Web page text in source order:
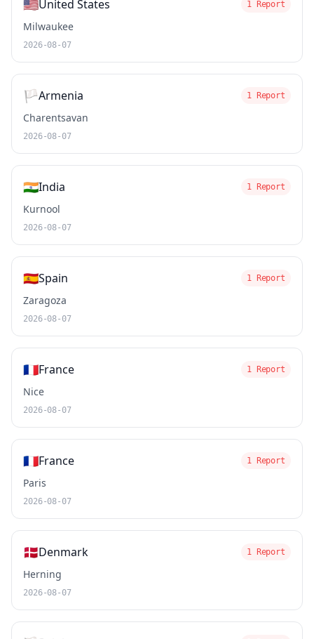
🇺🇸United States 1 Report
Milwaukee
2026-08-07
🏳️Armenia 1 Report
Charentsavan
2026-08-07
🇮🇳India 1 Report
Kurnool
2026-08-07
🇪🇸Spain 1 Report
Zaragoza
2026-08-07
🇫🇷France 1 Report
Nice
2026-08-07
🇫🇷France 1 Report
Paris
2026-08-07
🇩🇰Denmark 1 Report
Herning
2026-08-07